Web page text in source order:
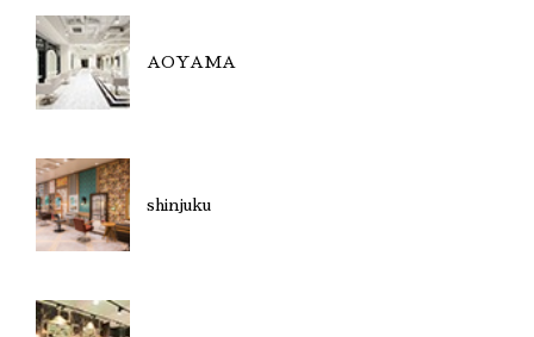
AOYAMA
shinjuku